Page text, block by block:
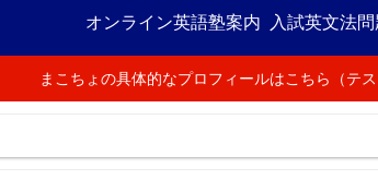
オンライン英語塾案内 入試英文法問
まこちょの具体的なプロフィールはこちら（テス